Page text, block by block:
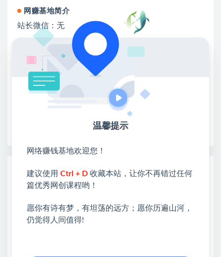
网赚基地简介
站长微信：无
❤本站：本站整合多方资源站，主要面向互联网创业
类&副业类，资源丰富 物超所值。
❤能助您：找项目 + 低成本创业 + 减少信息差 + 见识
各种项目 + 提升网创认知。
❤本站为众多团队提供了重要价值，也为众多创业者
开启网络之门，广受好评！
❤如果您也依存于互联网，欢迎加入本站会员，将尽
早为您提供丰盛价值。祝您前程似锦！
热门课程展示
保姆级教程｜用AI无线画布做沉浸式吃播，
好上手
温馨提示
网络赚钱基地欢迎您！
建议使用 Ctrl + D 收藏本站，让你不再错过任何
篇优秀网创课程哟！
愿你有诗有梦，有坦荡的远方；愿你历遍山河，
仍觉得人间值得!